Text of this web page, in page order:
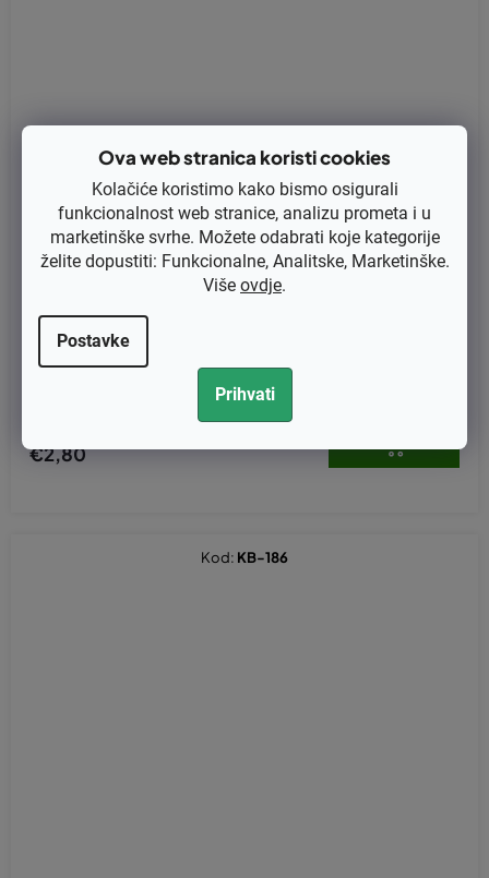
Ova web stranica koristi cookies
Kolačiće koristimo kako bismo osigurali
funkcionalnost web stranice, analizu prometa i u
marketinške svrhe. Možete odabrati koje kategorije
želite dopustiti: Funkcionalne, Analitske, Marketinške.
Više ovdje.
Postavke
Prihvati
Ugljena četkica Yanmar L70, Kipor 178
€2,80
Kod: KB-186